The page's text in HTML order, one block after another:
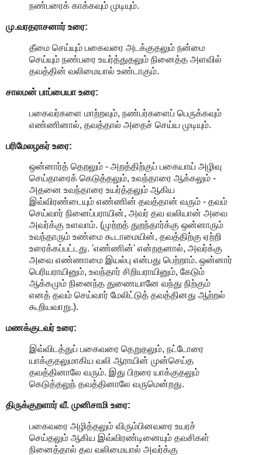
நண்பரைக் காக்கவும் முடியும்.
மு.வரதராசனார் உரை:
தீமை செய்யும் பகைவரை அடக்குதலும் நன்மை
செய்யும் நண்பரை உயர்த்துதலும் நினைத்த அளவில்
தவத்தின் வலிமையால் உண்டாகும்.
சாலமன் பாப்பையா உரை:
பகைவர்களை மாற்றவும், நண்பர்களைப் பெருக்கவும்
எண்ணினால், தவத்தால் அதைச் செய்ய முடியும்.
பரிமேலழகர் உரை:
ஒன்னார்த் தெறலும் - அறத்திற்குப் பகையாய் அழிவு
செய்தாரைக் கெடுத்தலும், உவந்தாரை ஆக்கலும் -
அதனை உவந்தாரை உயர்த்தலும் ஆகிய
இவ்விரண்டையும் எண்ணின் தவத்தான் வரும் - தவம்
செய்வார் நினைப்பராயின், அவர் தவ வலியான் அவை
அவர்க்கு உளவாம். (முற்றத் துறந்தார்க்கு ஒன்னாரும்
உவந்தாரும் உண்மை கூடாமையின், தவத்திற்கு ஏற்றி
உரைக்கப்பட்டது. 'எண்ணின்' என்றதனால், அவர்க்கு
அவை எண்ணாமை இயல்பு என்பது பெற்றாம். ஒன்னார்
பெரியராயினும், உவந்தார் சிறியராயினும், கேடும்
ஆக்கமும் நினைந்த துணையானே வந்து நிற்கும்
எனத் தவம் செய்வார் மேலிட்டுத் தவத்தினது ஆற்றல்
கூறியவாறு.).
மணக்குடவர் உரை:
இவ்விடத்துப் பகைவரை தெறுதலும், நட்டோரை
யாக்குதலுமாகிய வலி ஆராயின் முன்செய்த
தவத்தினாலே வரும். இது பிறரை யாக்குதலும்
கெடுத்தலுந் தவத்தினாலே வருமென்றது.
திருக்குறளார் வீ. முனிசாமி உரை:
பகைவரை அழித்தலும் விரும்பினவரை உயரச்
செய்தலும் ஆகிய இவ்விரண்டினையும் தவசிகள்
நினைத்தால் தவ வலிமையால் அவர்க்கு